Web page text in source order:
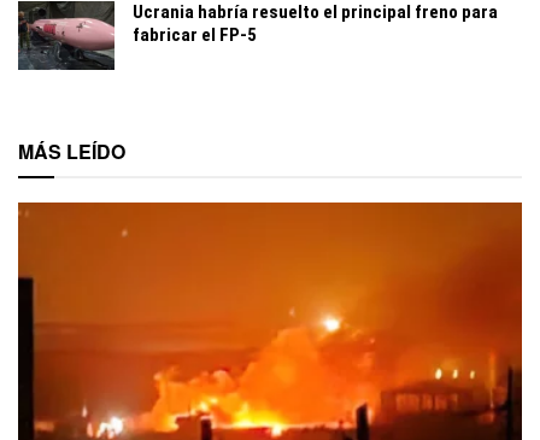
Ucrania habría resuelto el principal freno para
fabricar el FP-5
MÁS LEÍDO